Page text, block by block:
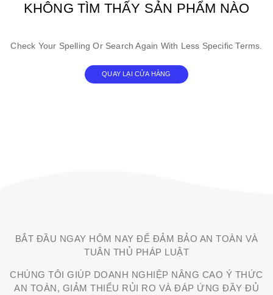
KHÔNG TÌM THẤY SẢN PHẨM NÀO
Check Your Spelling Or Search Again With Less Specific Terms.
QUAY LẠI CỬA HÀNG
BẮT ĐẦU NGAY HÔM NAY ĐỂ ĐẢM BẢO AN TOÀN VÀ
TUÂN THỦ PHÁP LUẬT
CHÚNG TÔI GIÚP DOANH NGHIỆP NÂNG CAO Ý THỨC
AN TOÀN, GIẢM THIỂU RỦI RO VÀ ĐÁP ỨNG ĐẦY ĐỦ